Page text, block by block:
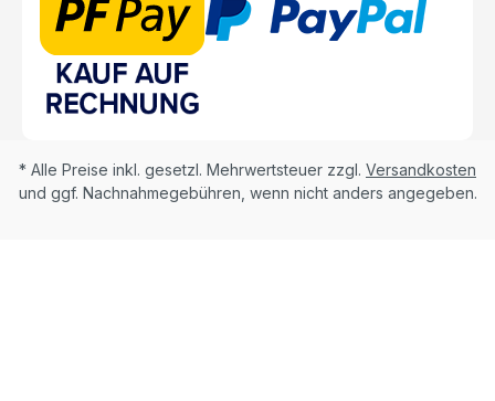
* Alle Preise inkl. gesetzl. Mehrwertsteuer zzgl. Versandkosten
und ggf. Nachnahmegebühren, wenn nicht anders angegeben.